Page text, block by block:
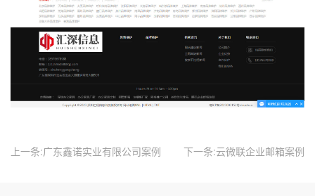
上一条:广东鑫诺实业有限公司案例 下一条:云微联企业邮箱案例